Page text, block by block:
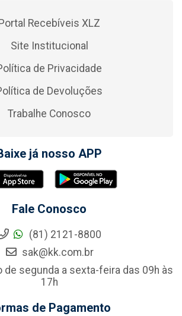
Portal Recebíveis XLZ
Site Institucional
de Privacidade
de Devoluções
Trabalhe Conosco
já nosso APP
Fale Conosco
(81) 2121-8800
sak@kk.com.br
de segunda a sexta-feira das 09h às
17h
de Pagamento